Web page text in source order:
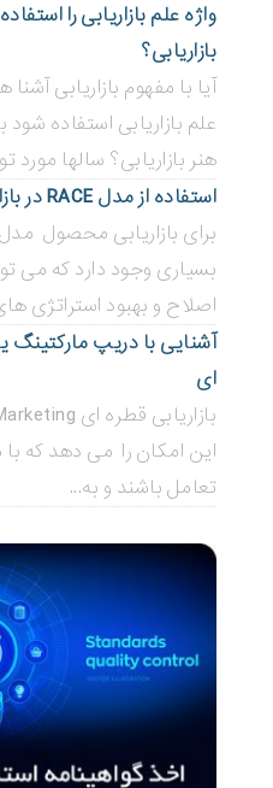
واژه علم بازاریابی را
بازاریابی؟
آیا با مفهوم بازاریابی آشنا
علم بازاریابی استفاده شود
هنر بازاریابی؟ سالها مورد
استفاده از مدل RACE در بازاریابی دیجیتال
برای بازاریابی محصول
بسیاری وجود دارد که می
اصلاح و بهبود استراتژی
آشنایی با دریپ مارکتینگ
ای
این امکان را می دهد که
تعامل باشند و به...